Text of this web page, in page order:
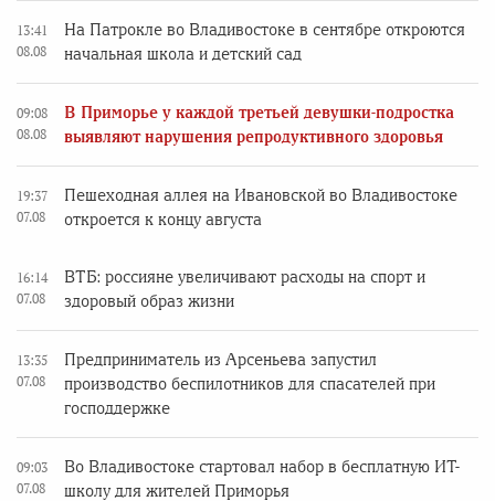
13:41
08.08
На Патрокле во Владивостоке в сентябре откроются
начальная школа и детский сад
09:08
08.08
В Приморье у каждой третьей девушки-подростка
выявляют нарушения репродуктивного здоровья
19:37
07.08
Пешеходная аллея на Ивановской во Владивостоке
откроется к концу августа
16:14
07.08
ВТБ: россияне увеличивают расходы на спорт и
здоровый образ жизни
13:35
07.08
Предприниматель из Арсеньева запустил
производство беспилотников для спасателей при
господдержке
09:03
07.08
Во Владивостоке стартовал набор в бесплатную ИТ-
школу для жителей Приморья